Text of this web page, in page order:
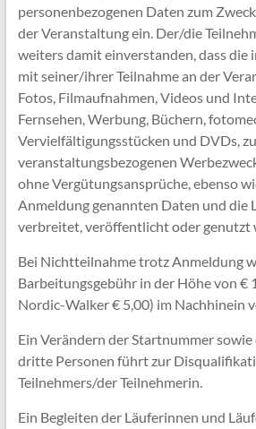
personenbezogenen Daten zum
der Veranstaltung ein. Der/die
weiters damit einverstanden, dass die
mit seiner/ihrer Teilnahme an der
Fotos, Filmaufnahmen, Videos und
Fernsehen, Werbung, Büchern,
Vervielfältigungsstücken und DVDs, zu
veranstaltungsbezogenen
ohne Vergütungsansprüche, ebenso
Anmeldung genannten Daten und die
verbreitet, veröffentlicht oder genutzt
Bei Nichtteilnahme trotz Anmeldung
Barbeitungsgebühr in der Höhe von €
Nordic-Walker € 5,00) im Nachhinein
Ein Verändern der Startnummer
dritte Personen führt zur
Teilnehmers/der Teilnehmerin.
Ein Begleiten der Läuferinnen und